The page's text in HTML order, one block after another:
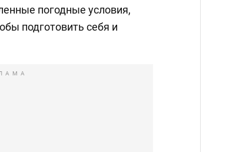
погодные условия,
подготовить себя и